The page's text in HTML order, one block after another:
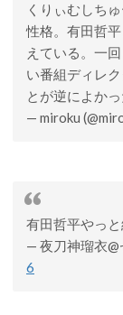
くりぃむしち
性格。有田哲
えている。一
い番組ディレ
とが逆によか
— miroku
有田哲平やっ
— 夜刀神瑠衣
6